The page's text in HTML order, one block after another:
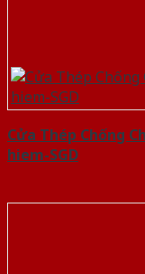
Cửa Thép Chống
hiem-SGD